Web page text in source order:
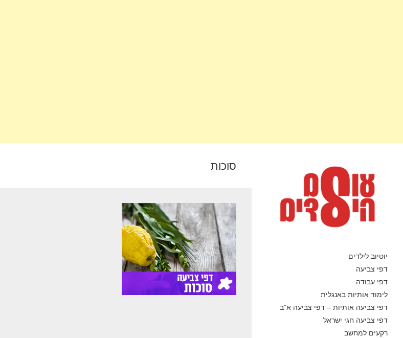
יוטיוב לילדים
דפי צביעה
דפי עבודה
לימוד אותיות באנגלית
דפי צביעה אותיות – דפי צביעה א”ב
דפי צביעה חגי ישראל
רקעים למחשב
סוכות